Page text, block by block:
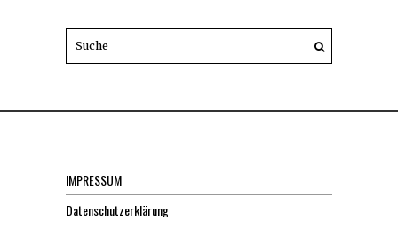
IMPRESSUM
Datenschutzerklärung